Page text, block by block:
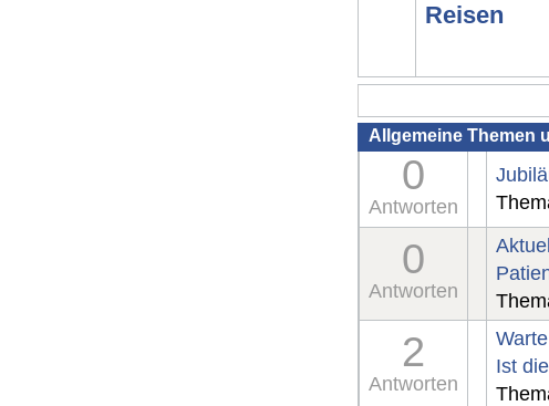
Reisen
Allgemeine Themen
0
Antworten
0
Antworten
2
Antworten
Ist